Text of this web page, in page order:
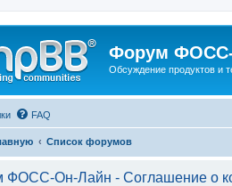
Форум
Обсуждение продуктов и
FAQ
Список форумов
ФОСС-Он-Лайн - Соглашение о